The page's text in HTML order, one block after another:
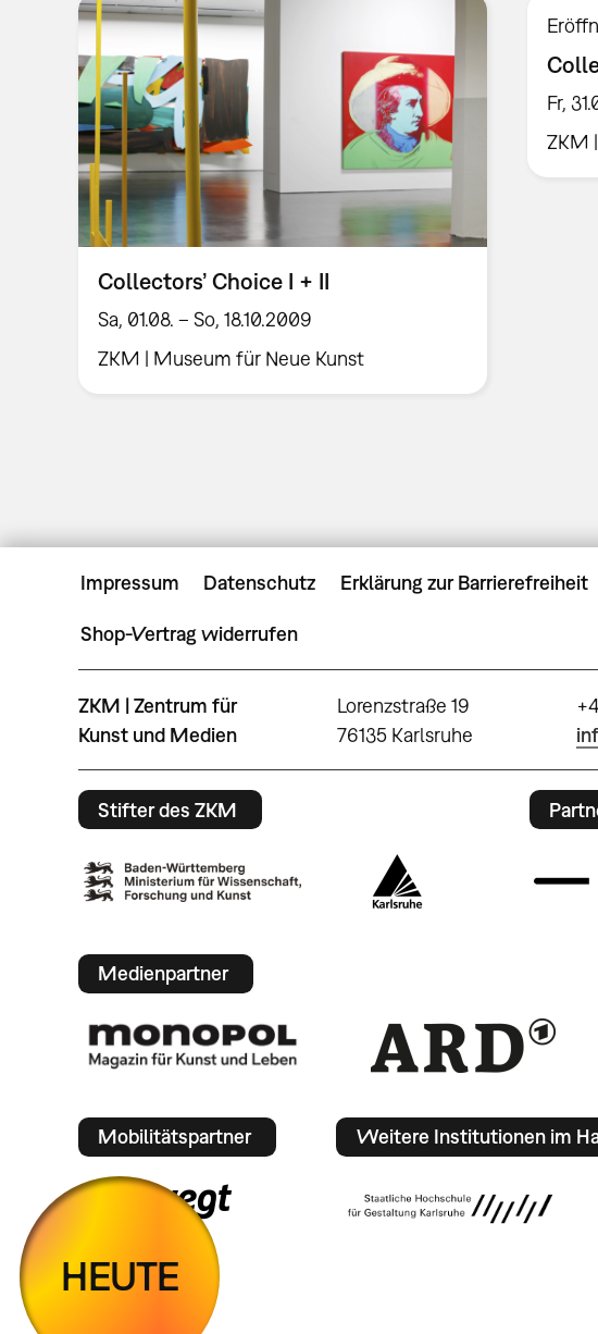
Collectors’ Choice I + II
Sa, 01.08. – So, 18.10.2009
ZKM | Museum für Neue Kunst
Fr,
ZKM
Impressum Datenschutz Erklärung zur Barrierefreiheit
Shop-Vertrag widerrufen
ZKM | Zentrum für
Kunst und Medien
Lorenzstraße 19
76135 Karlsruhe
Stifter des ZKM
Medienpartner
Mobilitätspartner Weitere Institutionen im
HEUTE